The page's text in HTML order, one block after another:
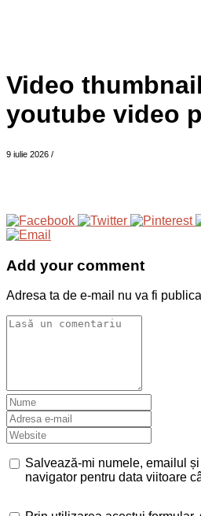
Video
youtube video
9 iulie 2026 /
Add your comment
Adresa ta de e-mail nu va fi
Salvează-mi numele, emailul
navigator pentru data viitoare